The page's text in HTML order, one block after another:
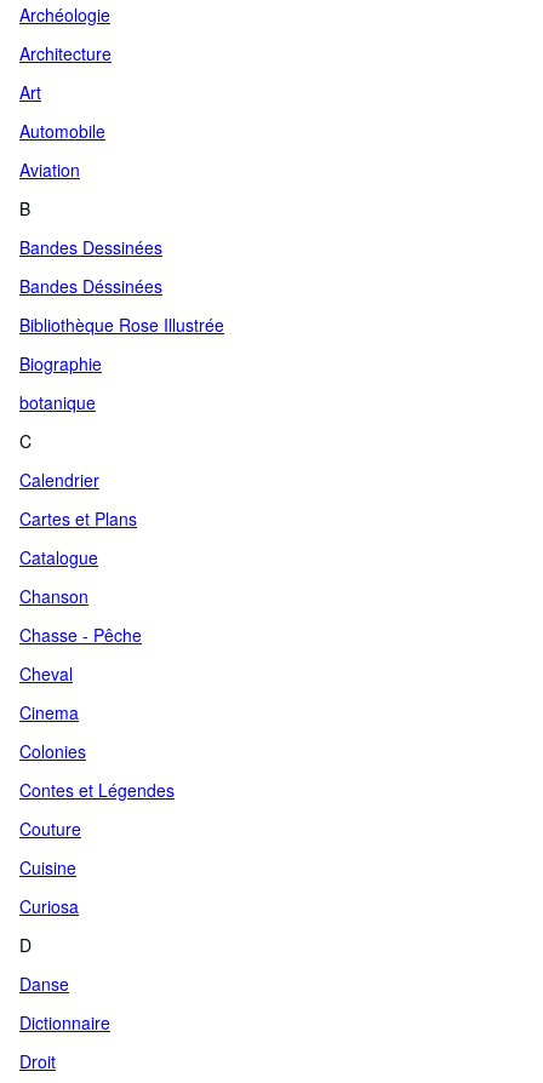
Archéologie
Architecture
Art
Automobile
Aviation
B
Bandes Dessinées
Bandes Déssinées
Bibliothèque Rose Illustrée
Biographie
botanique
C
Calendrier
Cartes et Plans
Catalogue
Chanson
Chasse - Pêche
Cheval
Cinema
Colonies
Contes et Légendes
Couture
Cuisine
Curiosa
D
Danse
Dictionnaire
Droit